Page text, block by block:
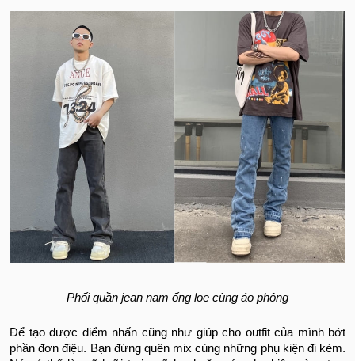
Phối quần jean nam ống loe cùng áo phông
Để tạo được điểm nhấn cũng như giúp cho outfit của mình bớt
phần đơn điệu. Bạn đừng quên mix cùng những phụ kiện đi kèm.